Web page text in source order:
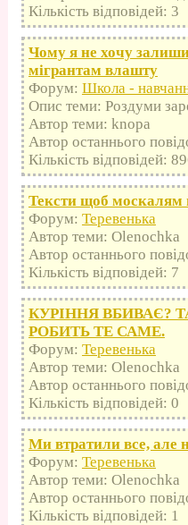
Кількість відповідей: 3
Чому я не хочу
мігрантам влашту
Форум: Школа -
Опис теми: Роздуми
Автор теми: knopa
Автор останнього
Кількість відповідей:
Тексти щоб москалям
Форум: Теревенька
Автор теми: Olenochka
Автор останнього
Кількість відповідей: 7
КУРІННЯ ВБИВАЄ?
РОБИТЬ ТЕ САМЕ.
Форум: Теревенька
Автор теми: Olenochka
Автор останнього
Кількість відповідей: 0
Ми втратили все, але
Форум: Теревенька
Автор теми: Olenochka
Автор останнього
Кількість відповідей: 1